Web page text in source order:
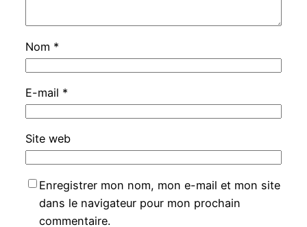
Nom *
E-mail *
Site web
Enregistrer mon nom, mon e-mail et mon site
dans le navigateur pour mon prochain
commentaire.